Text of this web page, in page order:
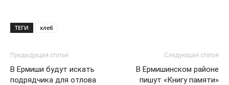
ТЕГИ хлеб
Предыдущая статья
В Ермиши будут искать
подрядчика для отлова
Следующая статья
В Ермишинском районе
пишут «Книгу памяти»